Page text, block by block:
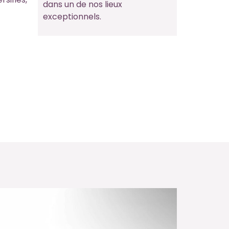
dans un de nos lieux
exceptionnels.